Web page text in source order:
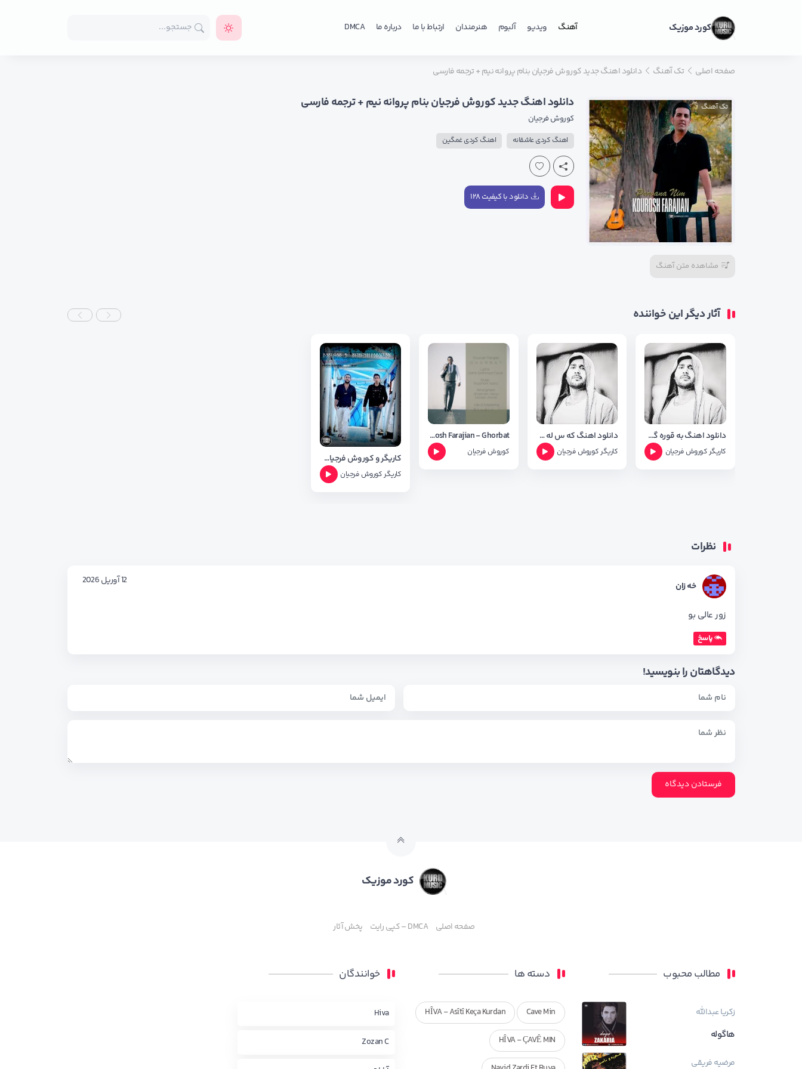
کورد موزیک آهنگ ویدیو آلبوم هنرمندان ارتباط با ما درباره ما DMCA
صفحه اصلی تک آهنگ دانلود اهنگ جدید کوروش فرجیان بنام پروانه نیم + ترجمه فارسی
تک آهنگ
مشاهده متن آهنگ
دانلود اهنگ جدید کوروش فرجیان بنام پروانه نیم + ترجمه فارسی
کوروش فرجیان
اهنگ کردی عاشقانه اهنگ کردی غمگین
دانلود با کیفیت ۱۲۸
آثار دیگر این خواننده
دانلود اهنگ به قوره گیراو از کاریگر و کوروش فرجیان
کاریگرکوروش فرجیان
دانلود اهنگ که س له خوشی خوی از کاریگر
کاریگرکوروش فرجیان
Kourosh Farajian - Ghorbat
کوروش فرجیان
کاریگر و کوروش فرجیان - فیری
کاریگر کوروش فرجیان
نظرات
خە زان 12 آوریل 2026
زور عالی بو
پاسخ
دیدگاهتان را بنویسید!
کورد موزیک
صفحه اصلی DMCA – کپی رایت پخش آثار
مطالب محبوب
زکریا عبدالله
هاگوله
مرضیه فریقی
دسته ها
Cave Min
HÎVA - Asîtî Keça Kurdan
HÎVA - ÇAVÊ MIN
خوانندگان
Hiva
Zozan C